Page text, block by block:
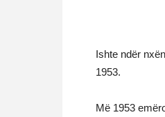
Ishte ndër
1953.
Më 1953